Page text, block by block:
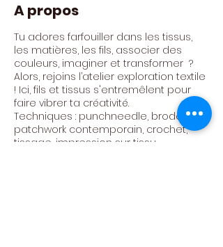
A propos
Tu adores farfouiller dans les tissus,
les matières, les fils, associer des
couleurs, imaginer et transformer ?
Alors, rejoins l’atelier exploration textile
! Ici, fils et tissus s'entremêlent pour
faire vibrer ta créativité.
Techniques : punchneedle, broderie,
patchwork contemporain, crochet,
tissage, impression sur tissu,...